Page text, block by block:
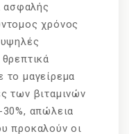
ασφαλής
χρόνος
μαγείρεμα
των βιταμινών
απώλεια
προκαλούν οι